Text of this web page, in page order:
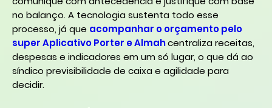
no balanço. A tecnologia sustenta todo esse
processo, já que acompanhar o orçamento pelo
super Aplicativo Porter e Almahcentraliza receitas,
despesas e indicadores em um só lugar, o que dá ao
síndico previsibilidade de caixa e agilidade para
decidir.